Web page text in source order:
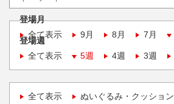
登場月
全て表示
9月 8月 7月
登場週
全て表示
5週 4週 3週
全て表示 ぬいぐるみ・クッション